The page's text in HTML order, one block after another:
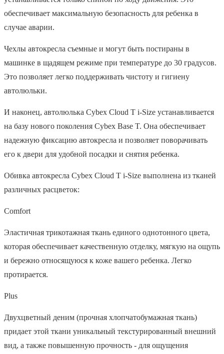
обеспечивает максимальную безопасность для ребенка в
случае аварии.
Чехлы автокресла съемные и могут быть постираны в
машинке в щадящем режиме при температуре до 30 градусов.
Это позволяет легко поддерживать чистоту и гигиену
автолюльки.
И наконец, автолюлька Cybex Cloud T i-Size устанавливается
на базу нового поколения Cybex Base T. Она обеспечивает
надежную фиксацию автокресла и позволяет поворачивать
его к двери для удобной посадки и снятия ребенка.
Обивка автокресла Cybex Cloud T i-Size выполнена из тканей
различных расцветок:
Comfort
Эластичная трикотажная ткань единого однотонного цвета,
которая обеспечивает качественную отделку, мягкую на ощупь
и бережно относящуюся к коже вашего ребенка. Легко
протирается.
Plus
Двухцветный деним (прочная хлопчатобумажная ткань)
придает этой ткани уникальный текстурированный внешний
вид, а также повышенную прочность - для ощущения